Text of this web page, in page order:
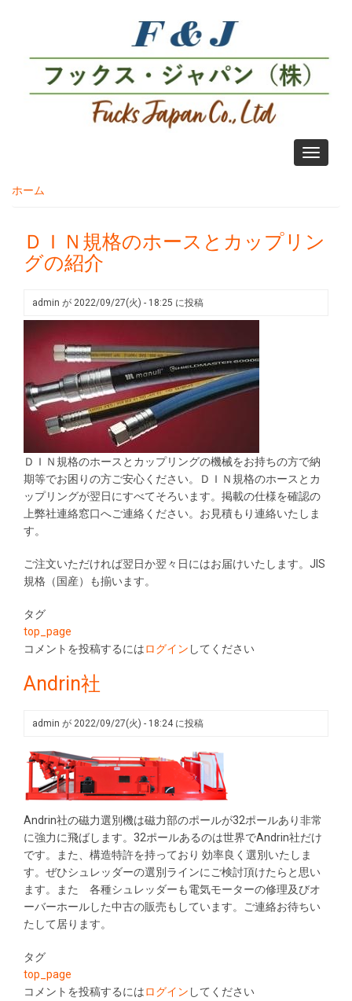
Toggle
ホーム
ＤＩＮ規格のホースとカップリン
グの紹介
admin が 2022/09/27(火) - 18:25 に投稿
ＤＩＮ規格のホースとカップリングの機械をお持ちの方で納
期等でお困りの方ご安心ください。ＤＩＮ規格のホースとカ
ップリングが翌日にすべてそろいます。掲載の仕様を確認の
上弊社連絡窓口へご連絡ください。お見積もり連絡いたしま
す。
ご注文いただければ翌日か翌々日にはお届けいたします。JIS
規格（国産）も揃います。
タグ
top_page
コメントを投稿するにはログイン してください
Andrin社
admin が 2022/09/27(火) - 18:24に投稿
Andrin社の磁力選別機は磁力部のポールが32ポールあり非常
に強力に飛ばします。32ポールあるのは世界でAndrin社だけ
です。また、構造特許を持っており 効率良く選別いたしま
す。ぜひシュレッダーの選別ラインにご検討頂けたらと思い
ます。また 各種シュレッダーも電気モーターの修理及びオ
ーバーホールした中古の販売もしています。ご連絡お待ちい
たして居ります。
タグ
top_page
コメントを投稿するにはログイン してください